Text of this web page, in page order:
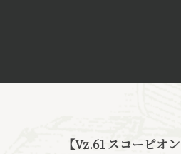
【Vz.61 スコーピオ